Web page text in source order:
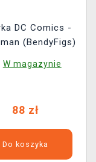
DC Comics -
(BendyFigs)
W magazynie
88 zł
Do koszyka